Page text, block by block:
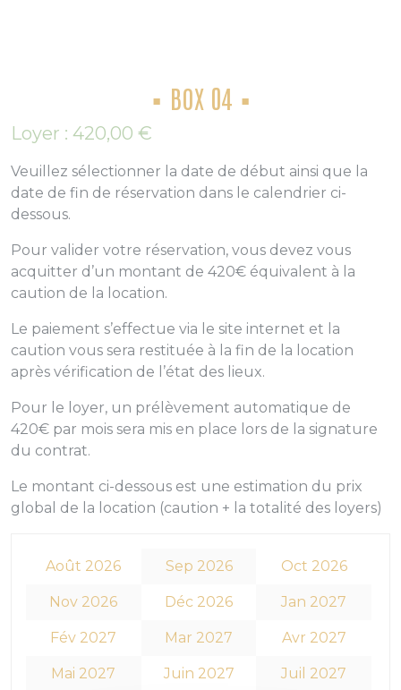
BOX 04
Loyer : 420,00 €
Veuillez sélectionner la date de début ainsi que la
date de fin de réservation dans le calendrier ci-
dessous.
Pour valider votre réservation, vous devez vous
acquitter d’un montant de 420€ équivalent à la
caution de la location.
Le paiement s’effectue via le site internet et la
caution vous sera restituée à la fin de la location
après vérification de l’état des lieux.
Pour le loyer, un prélèvement automatique de
420€ par mois sera mis en place lors de la signature
du contrat.
Le montant ci-dessous est une estimation du prix
global de la location (caution + la totalité des loyers)
Août 2026 Sep 2026 Oct 2026
Nov 2026 Déc 2026 Jan 2027
Fév 2027 Mar 2027 Avr 2027
Mai 2027 Juin 2027 Juil 2027